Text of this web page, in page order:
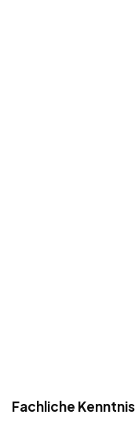
Fachliche